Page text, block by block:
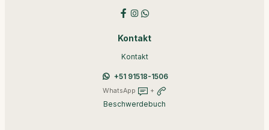
Kontakt
Kontakt
+51 91518-1506
WhatsApp +
Beschwerdebuch